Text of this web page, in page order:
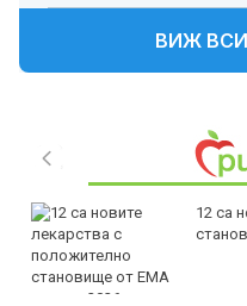
ВИЖ
12 са